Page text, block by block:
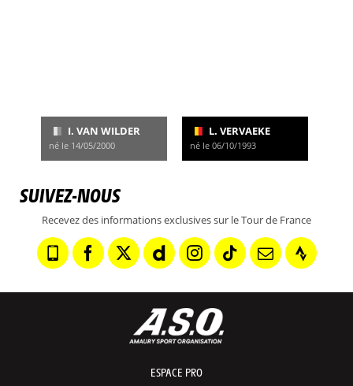
I. VAN WILDER
né le 14/05/2000
L. VERVAEKE
né le 06/10/1993
SUIVEZ-NOUS
Recevez des informations exclusives sur le Tour de France
ESPACE PRO